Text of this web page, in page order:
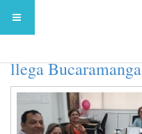
llega Bucaramanga